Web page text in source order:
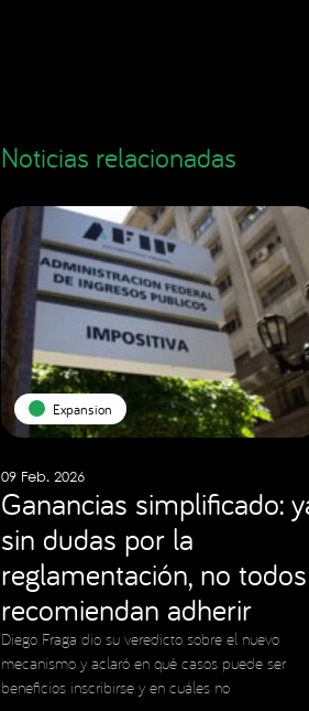
Noticias relacionadas
Expansion
09 Feb. 2026
Ganancias simplificado:
sin dudas por la
reglamentación, no todos
recomiendan adherir
Diego Fraga dio su veredicto sobre el nuevo
mecanismo y aclaró en qué casos puede ser
beneficios inscribirse y en cuáles no